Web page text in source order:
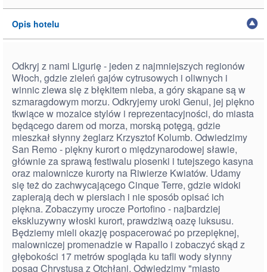
Opis hotelu
Odkryj z nami Ligurię - jeden z najmniejszych regionów
Włoch, gdzie zieleń gajów cytrusowych i oliwnych i
winnic zlewa się z błękitem nieba, a góry skąpane są w
szmaragdowym morzu. Odkryjemy uroki Genui, jej piękno
tkwiące w mozaice stylów i reprezentacyjności, do miasta
będącego darem od morza, morską potęgą, gdzie
mieszkał słynny żeglarz Krzysztof Kolumb. Odwiedzimy
San Remo - piękny kurort o międzynarodowej sławie,
głównie za sprawą festiwalu piosenki i tutejszego kasyna
oraz malownicze kurorty na Riwierze Kwiatów. Udamy
się też do zachwycającego Cinque Terre, gdzie widoki
zapierają dech w piersiach i nie sposób opisać ich
piękna. Zobaczymy urocze Portofino - najbardziej
ekskluzywny włoski kurort, prawdziwą oazę luksusu.
Będziemy mieli okazję pospacerować po przepięknej,
malowniczej promenadzie w Rapallo i zobaczyć skąd z
głębokości 17 metrów spogląda ku tafli wody słynny
posąg Chrystusa z Otchłani. Odwiedzimy "miasto